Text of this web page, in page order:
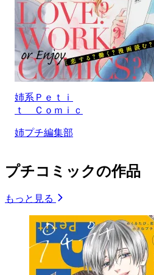
姉系Ｐｅｔｉ
ｔ Ｃｏｍｉｃ
姉プチ編集部
プチコミックの作品
もっと見る